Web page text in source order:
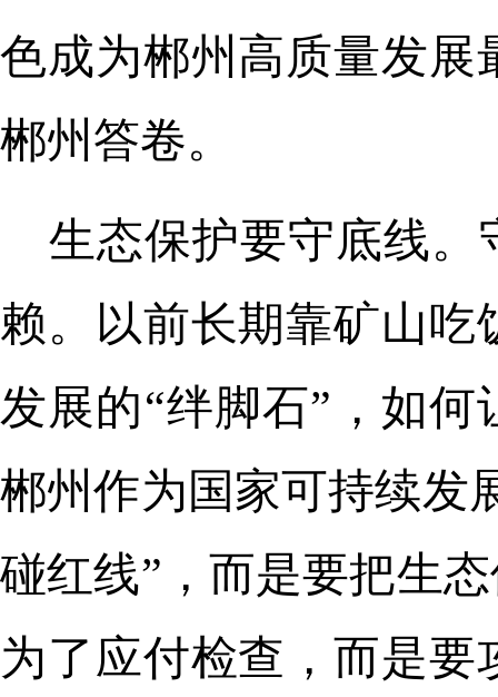
色成为郴州高质量发展
郴州答卷。
生态保护要守底线。
赖。以前长期靠矿山
发展的“绊脚石”，如何
郴州作为国家可持续发
碰红线”，而是要把生
为了应付检查，而是